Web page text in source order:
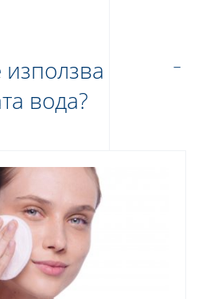
използва
вода?